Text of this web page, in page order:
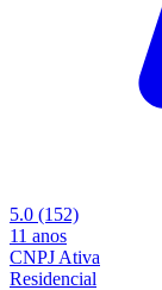
5.0 (152)
11 anos
CNPJ Ativa
Residencial